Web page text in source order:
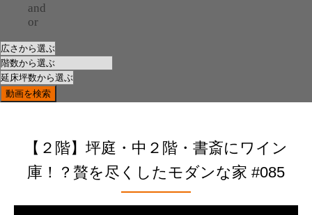
and
or
【２階】坪庭・中２階・書斎にワイン
庫！？贅を尽くしたモダンな家 #085